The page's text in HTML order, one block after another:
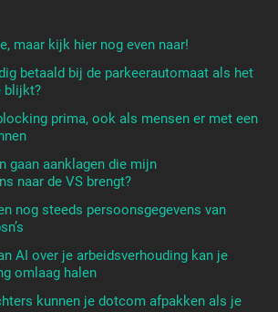
maar kijk hier nog even naar!
betaald bij de parkeerautomaat als het
blijkt?
prima, ook als mensen er met een
gaan aanklagen die mijn
naar de VS brengt?
nog steeds persoonsgegevens van
AI over je arbeidsverhouding kan je
omlaag halen
kunnen je dotcom afpakken als je